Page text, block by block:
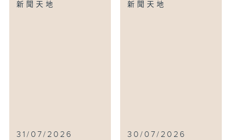
新聞天地
31/07/2026
新聞天地
30/07/2026